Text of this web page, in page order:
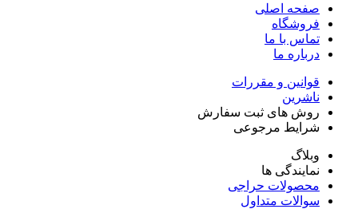
صفحه اصلی
فروشگاه
تماس با ما
درباره ما
قوانین و مقررات
ناشرین
روش های ثبت سفارش
شرایط مرجوعی
وبلاگ
نمایندگی ها
محصولات حراجی
سوالات متداول